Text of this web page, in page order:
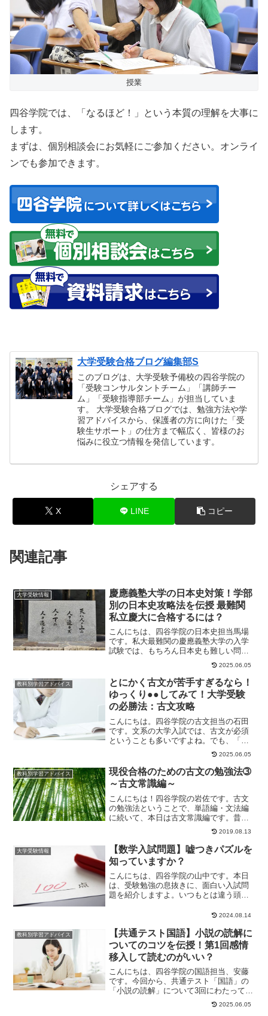
授業
四谷学院では、「なるほど！」という本質の理解を大事に
します。
まずは、個別相談会にお気軽にご参加ください。オンライ
ンでも参加できます。
大学受験合格ブログ編集部S
このブログは、大学受験予備校の四谷学院の
「受験コンサルタントチーム」「講師チー
ム」「受験指導部チーム」が担当していま
す。 大学受験合格ブログでは、勉強方法や学
習アドバイスから、保護者の方に向けた「受
験生サポート」の仕方まで幅広く、皆様のお
悩みに役立つ情報を発信しています。
シェアする
X LINE コピー
関連記事
大学受験情報
慶應義塾大学の日本史対策！学部
別の日本史攻略法を伝授 最難関
私立慶大に合格するには？
こんにちは、四谷学院の日本史担当馬場
です。私大最難関の慶應義塾大学の入学
試験では、もちろん日本史も難しい問題
が出題されます。でも、大切なのは得点
2025.06.05
教科別学習アドバイス
とにかく古文が苦手すぎるなら！
ゆっくり●●してみて！大学受験
の必勝法：古文攻略
こんにちは。四谷学院の古文担当の石田
です。文系の大学入試では、古文が必須
ということも多いですよね。でも、「古
文が嫌い！」「全然わからない！」とい
2025.06.05
教科別学習アドバイス
現役合格のための古文の勉強法➂
～古文常識編～
こんにちは！四谷学院の岩佐です。古文
の勉強法ということで、単語編・文法編
に続いて、本日は古文常識編です。昔と
今の違いみなさんは1000年前の人たち
2019.08.13
大学受験情報
【数学入試問題】嘘つきパズルを
知っていますか？
こんにちは、四谷学院の山中です。本日
は、受験勉強の息抜きに、面白い入試問
題を紹介しますよ。いつもとは違う頭の
2024.08.14
教科別学習アドバイス
【共通テスト国語】小説の読解に
ついてのコツを伝授！第1回感情
移入して読むのがいい？
こんにちは、四谷学院の国語担当、安藤
です。今回から、共通テスト「国語」の
「小説の読解」について3回にわたって考
えていきます。生徒と先生のやり取りか
2025.06.05